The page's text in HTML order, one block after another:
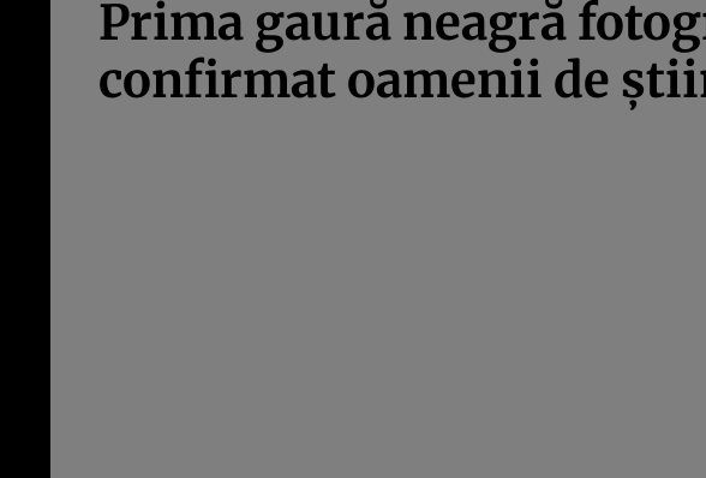
Prima gaură neagră
confirmat oamenii de